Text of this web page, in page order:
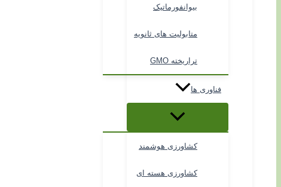
بیوانفورماتیک
متابولیت های ثانویه
تراریخته GMO
فناوری ها
کشاورزی هوشمند
کشاورزی هسته ای